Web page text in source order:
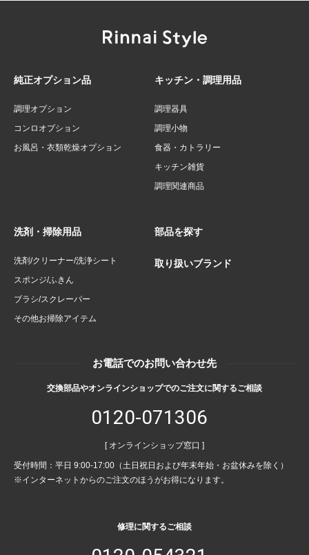
純正オプション品
調理オプション
コンロオプション
お風呂・衣類乾燥オプション
キッチン・調理用品
調理器具
調理小物
食器・カトラリー
キッチン雑貨
調理関連商品
洗剤・掃除用品
洗剤/クリーナー/洗浄シート
スポンジ/ふきん
ブラシ/スクレーパー
その他お掃除アイテム
部品を探す
取り扱いブランド
お電話でのお問い合わせ先
交換部品やオンラインショップでのご注文に関するご相談
0120-071306
[ オンラインショップ窓口 ]
受付時間：平日 9:00-17:00（土日祝日および年末年始・お盆休みを除く）
※インターネットからのご注文のほうがお得になります。
修理に関するご相談